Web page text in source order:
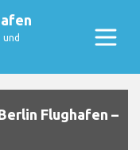
Flughafen –